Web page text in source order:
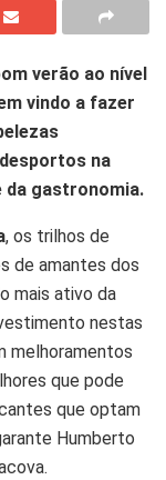
verão ao nível
vindo a fazer
na
da gastronomia.
, os trilhos de
de amantes dos
mais ativo da
nestas
melhoramentos
que pode
que optam
Humberto